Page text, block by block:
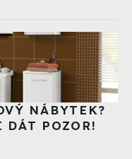
NÁBYTEK?
DÁT POZOR!